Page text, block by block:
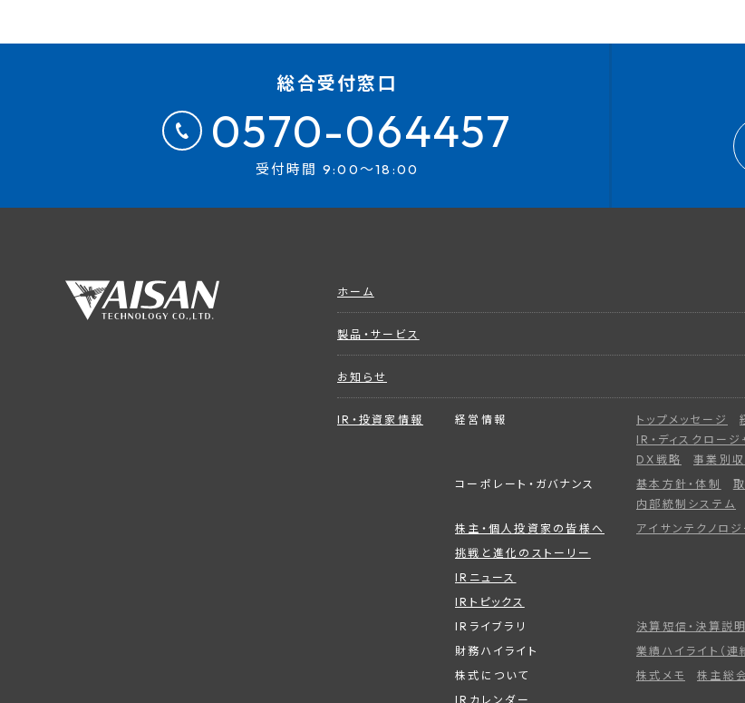
総合受付窓口
0570-064457
受付時間 9:00～18:00
ホーム
製品・サービス
お知らせ
IR・投資家情報 経営情報 トップメッセージ
IR・ディスクロー
DX戦略
事業別
コーポレート・ガバナンス
基本方針・体制
内部統制システム
株主・個人投資家の皆様へ
アイサンテクノロ
挑戦と進化のストーリー
IRニュース
IRトピックス
IRライブラリ
決算短信・決算説
財務ハイライト
業績ハイライト（連
株式について
株式メモ 株主総
IRカレンダー